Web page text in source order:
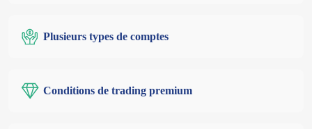
Plusieurs types de comptes
Conditions de trading premium